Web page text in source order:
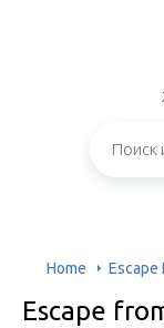
Home Escape
Escape